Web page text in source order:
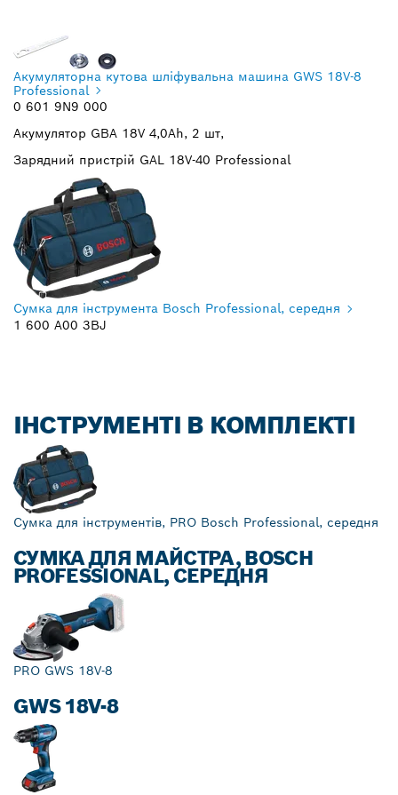
Акумуляторна кутова шліфувальна машина GWS 18V-8
Professional
0 601 9N9 000
Акумулятор GBA 18V 4,0Ah, 2 шт,
Зарядний пристрій GAL 18V-40 Professional
Сумка для інструмента Bosch Professional, середня
1 600 A00 3BJ
ІНСТРУМЕНТІ В КОМПЛЕКТІ
Сумка для інструментів, PRO Bosch Professional, середня
СУМКА ДЛЯ МАЙСТРА, BOSCH
PROFESSIONAL, СЕРЕДНЯ
PRO GWS 18V-8
GWS 18V-8